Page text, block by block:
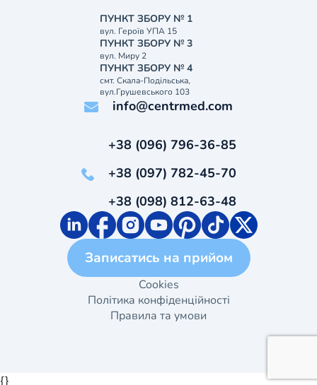
ПУНКТ ЗБОРУ № 1
вул. Героїв УПА 15
ПУНКТ ЗБОРУ № 3
вул. Миру 2
ПУНКТ ЗБОРУ № 4
смт. Скала-Подільська,
вул.Грушевського 103
info@centrmed.com
+38 (096) 796-36-85
+38 (097) 782-45-70
+38 (098) 812-63-48
Записатись на прийом
Cookies
Політика конфіденційності
Правила та умови
{}